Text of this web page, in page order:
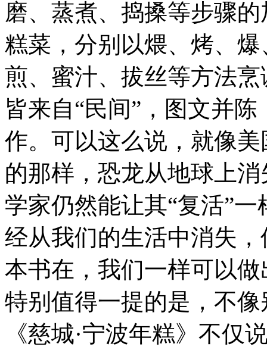
磨、蒸煮、捣搡等步骤
糕菜，分别以煨、烤、
煎、蜜汁、拔丝等方法
皆来自“民间”，图文并
作。可以这么说，就像
的那样，恐龙从地球上
学家仍然能让其“复活”
经从我们的生活中消失
本书在，我们一样可以
特别值得一提的是，不
《慈城·宁波年糕》不仅